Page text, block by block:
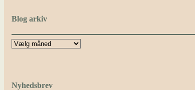
Blog arkiv
Nyhedsbrev